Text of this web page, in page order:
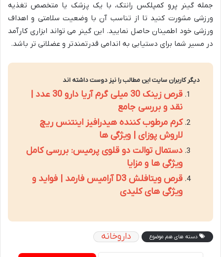
جمله گینر پرو کمپلکس رانتک، با یک پزشک یا متخصص تغذیه
ورزشی مشورت کنید تا از تناسب آن با وضعیت سلامتی و اهداف
ورزشی خود اطمینان حاصل نمایید. این گینر می تواند ابزاری کارآمد
در مسیر شما برای دستیابی به اندامی قدرتمندتر و عضلانی تر باشد.
دیگر کاربران سایت این مطالب را نیز دوست داشته اند
قرص زینک 30 میلی گرم آریا دارو 30 عدد |
نقد و بررسی جامع
کرم مرطوب کننده هیدرافیز اینتنس ریچ
لاروش پوزای | ویژگی ها
دستمال توالت دو قلوی پرمیس: بررسی کامل
ویژگی ها و مزایا
قرص ویتافلش D3 آرامیس فارمد | فواید و
ویژگی های کلیدی
دسته های هم موضوع داروخانه